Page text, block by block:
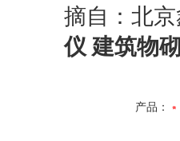
摘自：北
仪 建筑物
产品：